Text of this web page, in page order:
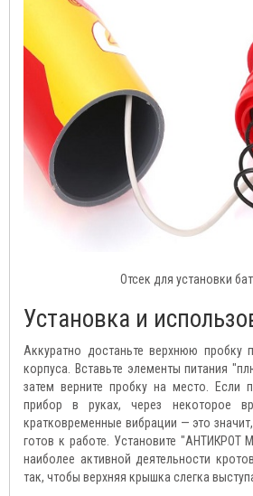
Отсек для установки
Установка и
Аккуратно достаньте верхнюю пробку
корпуса. Вставьте элементы питания
затем верните пробку на место. Если
прибор в руках, через некоторое
кратковременные вибрации — это
готов к работе. Установите "АНТИКРОТ
наиболее активной деятельности
так, чтобы верхняя крышка слегка